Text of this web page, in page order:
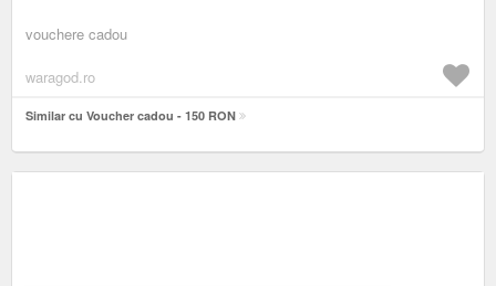
vouchere cadou
waragod.ro
Similar cu Voucher cadou - 150 RON